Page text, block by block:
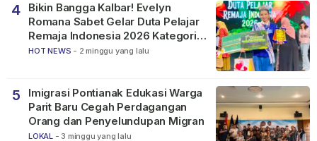
4
Bikin Bangga Kalbar! Evelyn
Romana Sabet Gelar Duta Pelajar
Remaja Indonesia 2026 Kategori
SMP
HOT NEWS - 2 minggu yang lalu
5
Imigrasi Pontianak Edukasi Warga
Parit Baru Cegah Perdagangan
Orang dan Penyelundupan Migran
LOKAL - 3 minggu yang lalu